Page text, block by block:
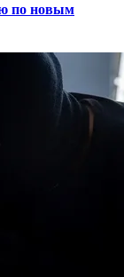
по новым